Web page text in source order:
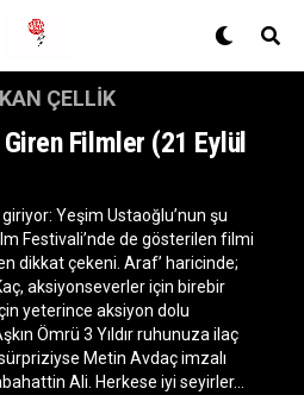
ÇELLIK
Filmler (21 Eylül
Yeşim Ustaoğlu’nun şu
Festivali’nde de gösterilen filmi
dikkat çekeni. Araf’ haricinde;
aksiyonseverler için birebir
yeterince aksiyon dolu
Ömrü 3 Yıldır ruhunuza ilaç
Metin Avdaç imzalı
Ali. Herkese iyi seyirler…